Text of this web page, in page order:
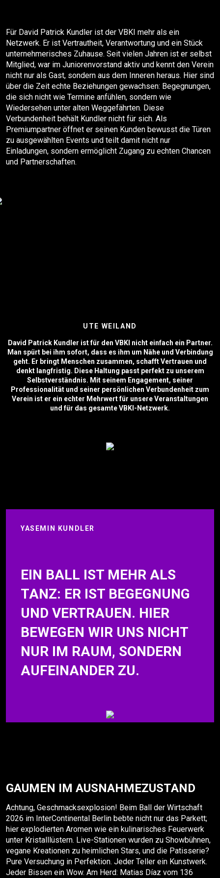
Für David Patrick Kundler ist der VBKI mehr als ein
Netzwerk. Er ist Vertrautheit, Verantwortung und ein Stück
unternehmerisches Zuhause. Seit vielen Jahren ist er selbst
Mitglied, war im Juniorenvorstand aktiv und kennt den Verein
nicht nur als Gast, sondern aus dem Inneren heraus. Hier sind
über die Zeit echte Beziehungen gewachsen: Begegnungen,
die sich nicht wie Termine anfühlen, sondern wie
Wiedersehen unter alten Weggefährten. Diese
Verbundenheit behält Kundler nicht für sich. Als
Premiumpartner öffnet er seinen Kunden bewusst die Türen
zu ausgewählten Events und teilt damit nicht nur
Einladungen, sondern ermöglicht Zugang zu echten Chancen
und Partnerschaften.
UTE WEILAND
David Patrick Kundler ist für den VBKI nicht einfach ein Partner.
Man spürt bei ihm sofort, dass es ihm um Nähe und Verbindung
geht. Er bringt Menschen zusammen, schafft Vertrauen und
denkt langfristig. Diese Haltung passt perfekt zu unserem
Selbstverständnis. Mit seinem Engagement, seiner
Professionalität und seiner persönlichen Verbundenheit zum
Verein ist er ein echter Mehrwert für unsere Veranstaltungen
und für das gesamte VBKI-Netzwerk.
YASEMIN KUNDLER
EIN BALL IST MEHR ALS
TANZ: ER IST BEGEGNUNG
UND VERTRAUEN. HIER
BEWEGEN WIR UNS NICHT
NUR IM RAUM, SONDERN
AUFEINANDER ZU.
GAUMEN IM AUSNAHMEZUSTAND
Achtung, Geschmacksexplosion! Beim Ball der Wirtschaft
2026 im InterContinental Berlin bebte nicht nur das Parkett;
hier explodierten Aromen wie ein kulinarisches Feuerwerk
unter Kristalllüstern. Live-Stationen wurden zu Showbühnen,
vegane Kreationen zu heimlichen Stars, und die Patisserie?
Pure Versuchung in Perfektion. Jeder Teller ein Kunstwerk.
Jeder Bissen ein Wow. Am Herd: Matias Díaz vom 136